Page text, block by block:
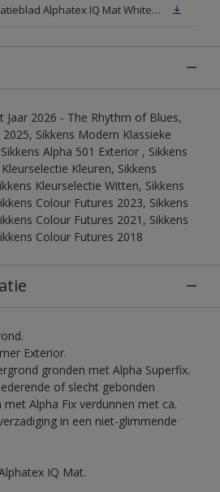
Veiligheidsinformatieblad Alphatex IQ Mat White W05 (MSDS)
Jaar 2026 - The Rhythm of Blues,
Sikkens Modern Klassieke
Alpha 501 Exterior , Sikkens
Kleuren, Sikkens
Kleurselectie Witten, Sikkens
Colour Futures 2023, Sikkens
Colour Futures 2021, Sikkens
Colour Futures 2018
Exterior.
gronden met Alpha Superfix.
of slecht gebonden
Alpha Fix verdunnen met ca.
in een niet-glimmende
IQ Mat.